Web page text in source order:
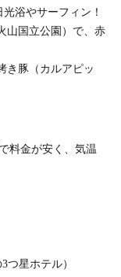
浴やサーフィン！
山国立公園）で、赤
き豚（カルアピッ
料金が安く、気温
つ星ホテル）